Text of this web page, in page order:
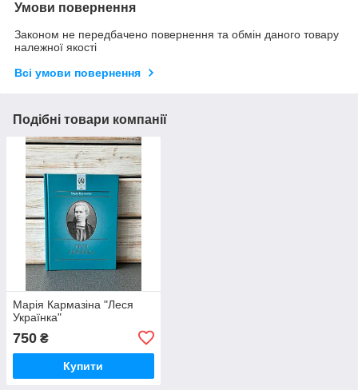
Умови повернення
Законом не передбачено повернення та обмін даного товару
належної якості
Всі умови повернення
Подібні товари компанії
Марія Кармазіна "Леся
Українка"
750 ₴
Купити